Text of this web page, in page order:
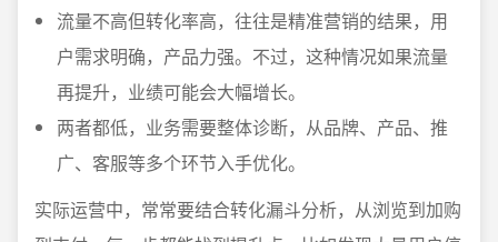
流量不高但转化率高，往往是精准营销的结果，用
户需求明确，产品力强。不过，这种情况如果流量
再提升，业绩可能会大幅增长。
两者都低，业务需要整体诊断，从品牌、产品、推
广、客服等多个环节入手优化。
实际运营中，常常要结合转化漏斗分析，从浏览到加购